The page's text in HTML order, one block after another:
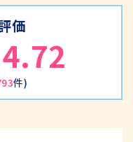
価
4.72
件)